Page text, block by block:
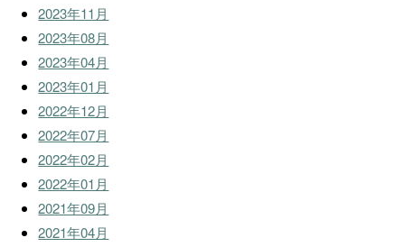
2023年11月
2023年08月
2023年04月
2023年01月
2022年12月
2022年07月
2022年02月
2022年01月
2021年09月
2021年04月